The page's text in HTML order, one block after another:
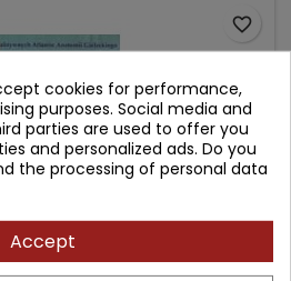
favorite_border
cookies for performance,
purposes. Social media and
parties are used to offer you
and personalized ads. Do you
the processing of personal data
Accept